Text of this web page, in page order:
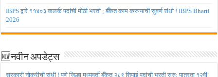
IBPS द्वारे ११४०३ कलर्क पदांची मोठी भरती ; बँकेत काम करण्याची सुवर्ण संधी ! IBPS Bharti
2026
🆕नवीन अपडेट्स
सरकारी नोकरीची संधी ! पुणे जिल्हा मध्यवर्ती बँकेत २८९ शिपाई पदांची भरती सुरु; पात्रता १२वी